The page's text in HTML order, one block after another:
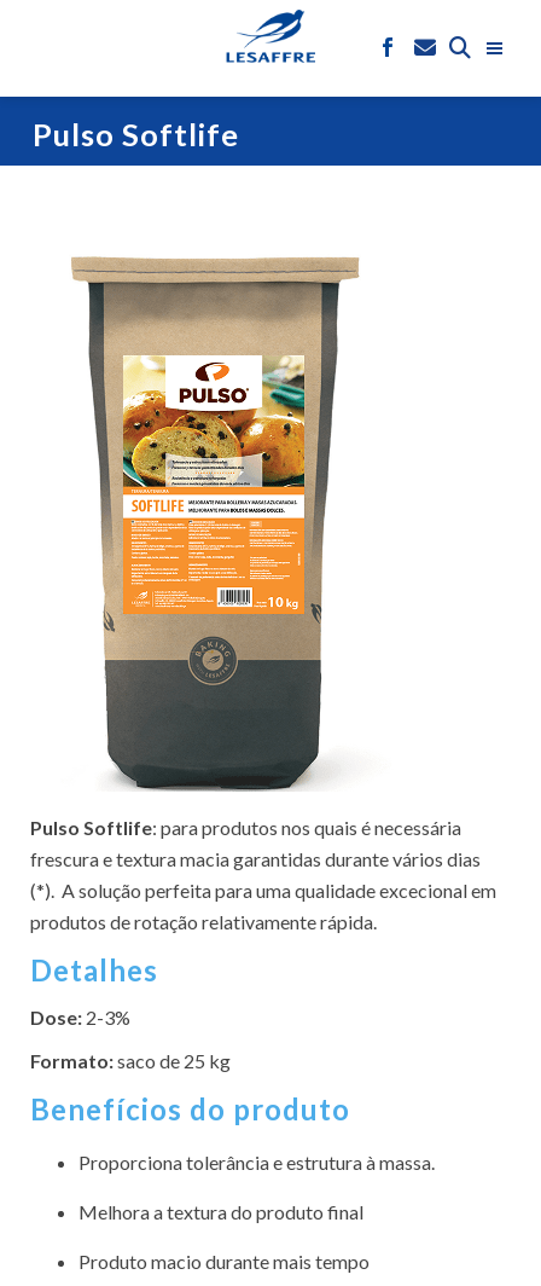
Pulso Softlife
Pulso Softlife: para produtos nos quais é necessária
frescura e textura macia garantidas durante vários dias
(*). A solução perfeita para uma qualidade excecional em
produtos de rotação relativamente rápida.
Detalhes
Dose:2-3%
Formato:saco de 25 kg
Benefícios do produto
Proporciona tolerância e estrutura à massa.
Melhora a textura do produto final
Produto macio durante mais tempo